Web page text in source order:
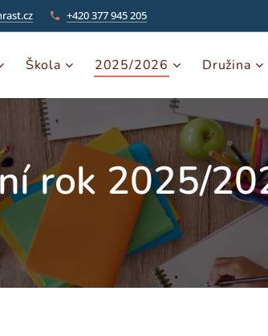
+420 377 945 205
Škola 2025/2026 Družina
rok 2025/